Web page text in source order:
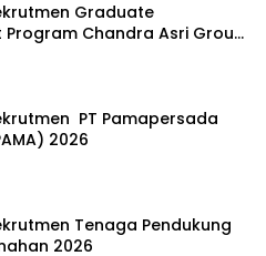
Graduate
Program Chandra Asri Group
PT Pamapersada
2026
Tenaga Pendukung
2026